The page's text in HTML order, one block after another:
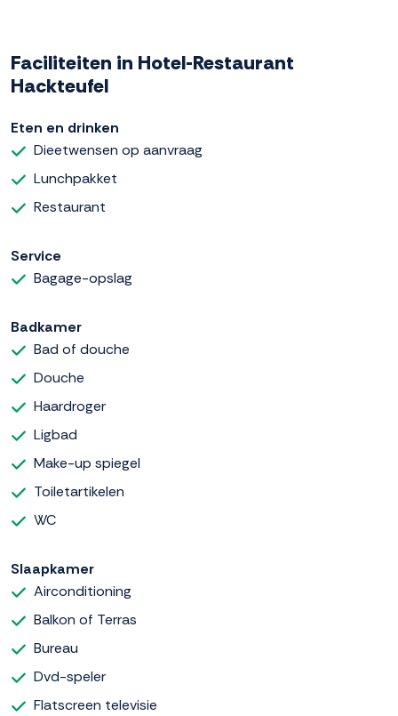
Faciliteiten in Hotel-Restaurant
Hackteufel
Eten en drinken
Dieetwensen op aanvraag
Lunchpakket
Restaurant
Service
Bagage-opslag
Badkamer
Bad of douche
Douche
Haardroger
Ligbad
Make-up spiegel
Toiletartikelen
WC
Slaapkamer
Airconditioning
Balkon of Terras
Bureau
Dvd-speler
Flatscreen televisie